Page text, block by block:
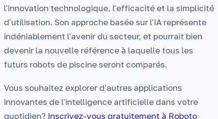
l'innovation technologique, l'efficacité et la simplicité
d'utilisation. Son approche basée sur l'IA représente
indéniablement l'avenir du secteur, et pourrait bien
devenir la nouvelle référence à laquelle tous les
futurs robots de piscine seront comparés.
Vous souhaitez explorer d'autres applications
innovantes de l'intelligence artificielle dans votre
quotidien? Inscrivez-vous gratuitement à Roboto